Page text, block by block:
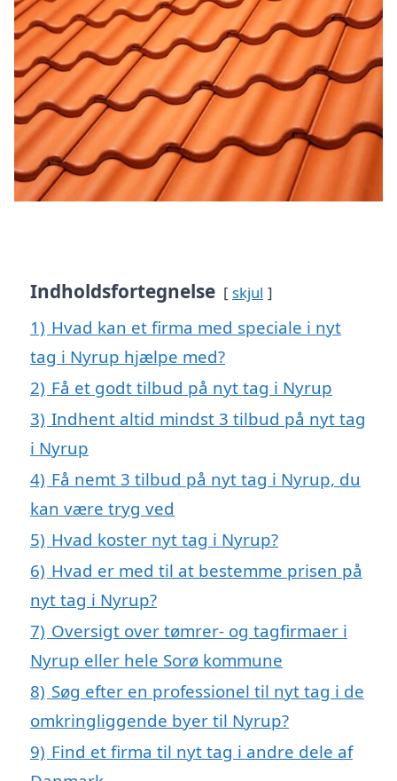
Indholdsfortegnelse skjul
1) Hvad kan et firma med speciale i nyt
tag i Nyrup hjælpe med?
2) Få et godt tilbud på nyt tag i Nyrup
3) Indhent altid mindst 3 tilbud på nyt tag
i Nyrup
4) Få nemt 3 tilbud på nyt tag i Nyrup, du
kan være tryg ved
5) Hvad koster nyt tag i Nyrup?
6) Hvad er med til at bestemme prisen på
nyt tag i Nyrup?
7) Oversigt over tømrer- og tagfirmaer i
Nyrup eller hele Sorø kommune
8) Søg efter en professionel til nyt tag i de
omkringliggende byer til Nyrup?
9) Find et firma til nyt tag i andre dele af